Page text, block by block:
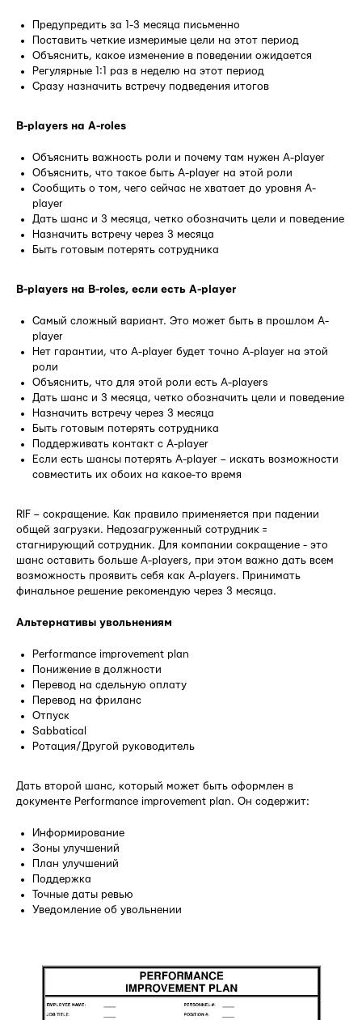
Предупредить за 1-3 месяца письменно
Поставить четкие измеримые цели на этот период
Объяснить, какое изменение в поведении ожидается
Регулярные 1:1 раз в неделю на этот период
Сразу назначить встречу подведения итогов
B-players на A-roles
Объяснить важность роли и почему там нужен A-player
Объяснить, что такое быть A-player на этой роли
Сообщить о том, чего сейчас не хватает до уровня A-
player
Дать шанс и 3 месяца, четко обозначить цели и поведение
Назначить встречу через 3 месяца
Быть готовым потерять сотрудника
B-players на B-roles, если есть A-player
Самый сложный вариант. Это может быть в прошлом A-
player
Нет гарантии, что A-player будет точно A-player на этой
роли
Объяснить, что для этой роли есть A-players
Дать шанс и 3 месяца, четко обозначить цели и поведение
Назначить встречу через 3 месяца
Быть готовым потерять сотрудника
Поддерживать контакт с A-player
Если есть шансы потерять A-player – искать возможности
совместить их обоих на какое-то время
RIF – сокращение. Как правило применяется при падении
общей загрузки. Недозагруженный сотрудник =
стагнирующий сотрудник. Для компании сокращение - это
шанс оставить больше A-players, при этом важно дать всем
возможность проявить себя как A-players. Принимать
финальное решение рекомендую через 3 месяца.
Альтернативы увольнениям
Performance improvement plan
Понижение в должности
Перевод на сдельную оплату
Перевод на фриланс
Отпуск
Sabbatical
Ротация/Другой руководитель
Дать второй шанс, который может быть оформлен в
документе Performance improvement plan. Он содержит:
Информирование
Зоны улучшений
План улучшений
Поддержка
Точные даты ревью
Уведомление об увольнении